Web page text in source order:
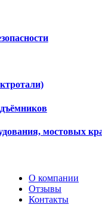
мостовых
О компании
Отзывы
Контакты